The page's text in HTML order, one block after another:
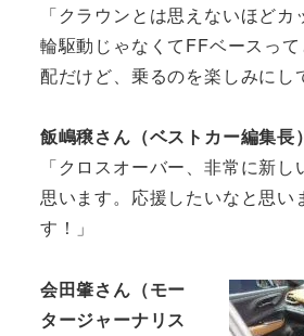
「クラウンとは思えないほど
輪駆動じゃなくてFFベースっ
配だけど、乗るのを楽しみにし
飯嶋穣さん（ベストカー編集長）
「クロスオーバー、非常に新
思います。応援したいなと思い
す！」
会田肇さん（モー
タージャーナリス